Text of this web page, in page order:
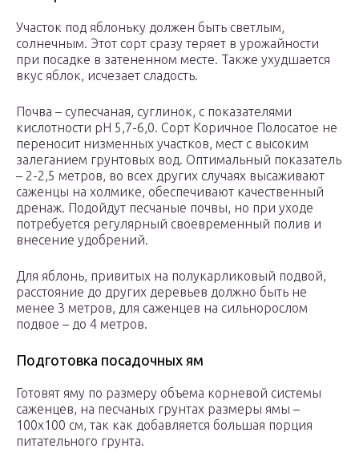
Участок под яблоньку должен быть светлым,
солнечным. Этот сорт сразу теряет в урожайности
при посадке в затененном месте. Также ухудшается
вкус яблок, исчезает сладость.
Почва – супесчаная, суглинок, с показателями
кислотности pH 5,7-6,0. Сорт Коричное Полосатое не
переносит низменных участков, мест с высоким
залеганием грунтовых вод. Оптимальный показатель
– 2-2,5 метров, во всех других случаях высаживают
саженцы на холмике, обеспечивают качественный
дренаж. Подойдут песчаные почвы, но при уходе
потребуется регулярный своевременный полив и
внесение удобрений.
Для яблонь, привитых на полукарликовый подвой,
расстояние до других деревьев должно быть не
менее 3 метров, для саженцев на сильнорослом
подвое – до 4 метров.
Подготовка посадочных ям
Готовят яму по размеру объема корневой системы
саженцев, на песчаных грунтах размеры ямы –
100х100 см, так как добавляется большая порция
питательного грунта.